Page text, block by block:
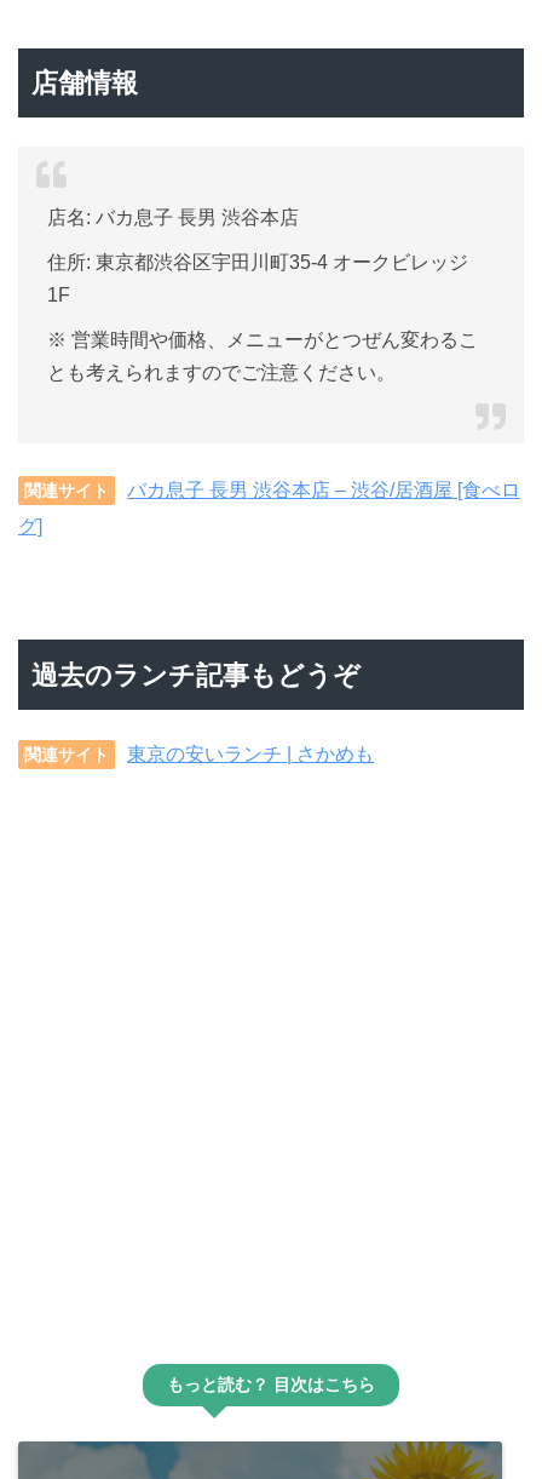
店舗情報
店名: バカ息子 長男 渋谷本店
住所: 東京都渋谷区宇田川町35-4 オークビレッジ
1F
※ 営業時間や価格、メニューがとつぜん変わるこ
とも考えられますのでご注意ください。
関連サイト
バカ息子 長男 渋谷本店 – 渋谷/居酒屋 [食べロ
グ]
過去のランチ記事もどうぞ
関連サイト 東京の安いランチ | さかめも
もっと読む？ 目次はこちら